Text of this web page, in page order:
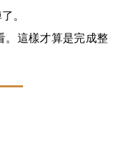
。
。這樣才算是完成整